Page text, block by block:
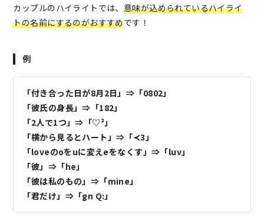
カップルのハイライトでは、 意味が込められているハイライ
トの名前にするのがおすすめです！
例
「付き合った日が8月2日」⇒「0802」
「彼氏の身長」⇒「182」
「2人で1つ」⇒「♡²」
「横から見るとハート」⇒「≺3」
「loveのoをuに変えeをなくす」⇒「luv」
「彼」⇒「he」
「彼は私のもの」⇒「mine」
「君だけ」⇒「gn Q:」